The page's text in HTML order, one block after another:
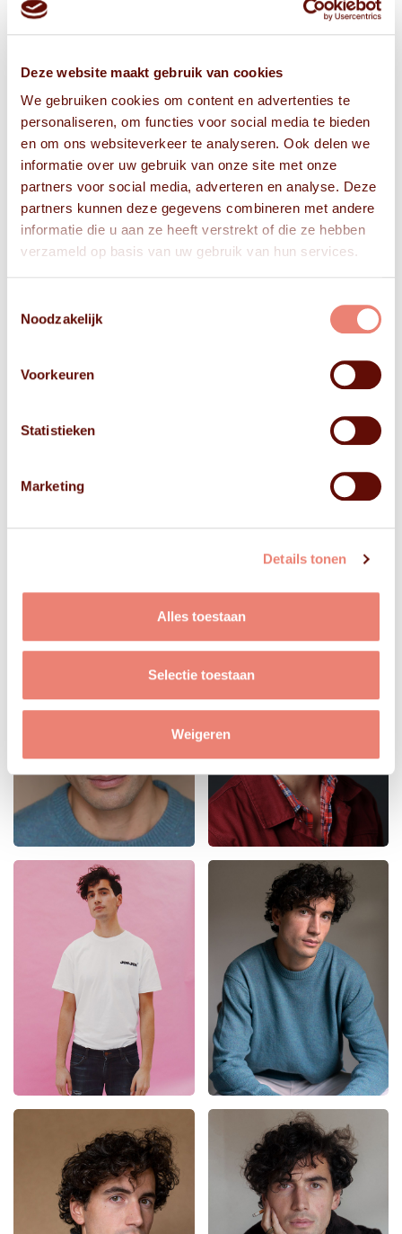
Deze website maakt gebruik van cookies
We gebruiken cookies om content en advertenties te
personaliseren, om functies voor social media te bieden
en om ons websiteverkeer te analyseren. Ook delen we
informatie over uw gebruik van onze site met onze
partners voor social media, adverteren en analyse. Deze
partners kunnen deze gegevens combineren met andere
informatie die u aan ze heeft verstrekt of die ze hebben
verzameld op basis van uw gebruik van hun services.
Noodzakelijk
Voorkeuren
Statistieken
Marketing
Details tonen
Alles toestaan
Selectie toestaan
Weigeren